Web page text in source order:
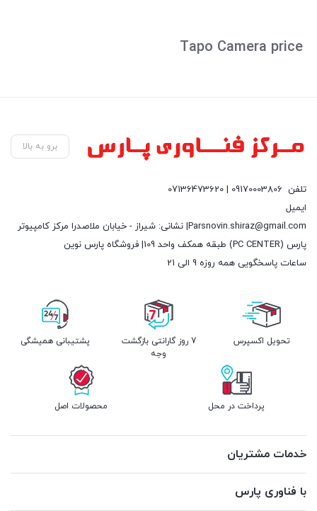
Tapo Camera price
برو به بالا
تلفن 09170003806 | 07136473620
ایمیل
Parsnovin.shiraz@gmail.com| نشانی: شیراز - خیابان ملاصدرا مرکز کامپیوتر
پارس (PC CENTER) طبقه همکف واحد 109| فروشگاه پارس نوین
ساعات پاسخگویی همه روزه 9 الی 21
تحویل اکسپرس
7 روز گارانتی بازگشت
وجه
پشتیبانی همیشگی
پرداخت در محل محصولات اصل
خدمات مشتریان
با فناوری پارس